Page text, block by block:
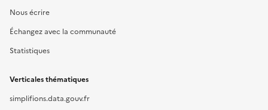
Nous écrire
Échangez avec la communauté
Statistiques
Verticales thématiques
simplifions.data.gouv.fr